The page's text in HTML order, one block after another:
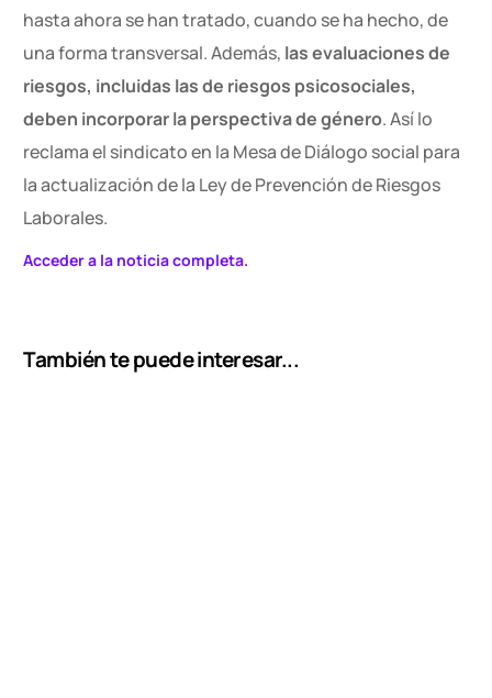
hasta ahora se han tratado, cuando se ha hecho, de
una forma transversal. Además, las evaluaciones de
riesgos, incluidas las de riesgos psicosociales,
deben incorporar la perspectiva de género. Así lo
reclama el sindicato en la Mesa de Diálogo social para
la actualización de la Ley de Prevención de Riesgos
Laborales.
Acceder a la noticia completa.
También te puede interesar...